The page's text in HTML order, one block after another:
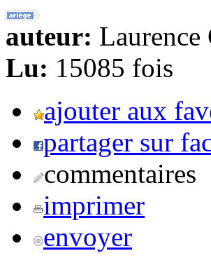
auteur: Laurence
Lu: 15085 fois
ajouter aux
partager sur
commentaires
imprimer
envoyer